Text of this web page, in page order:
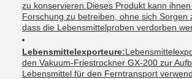
zu konservieren.Dieses Produkt kann
Forschung zu betreiben, ohne sich Sorgen
dass die Lebensmittelproben verdorben
Lebensmittelexporteure:
den Vakuum-Friestrockner GX-200 zur
Lebensmittel für den Ferntransport